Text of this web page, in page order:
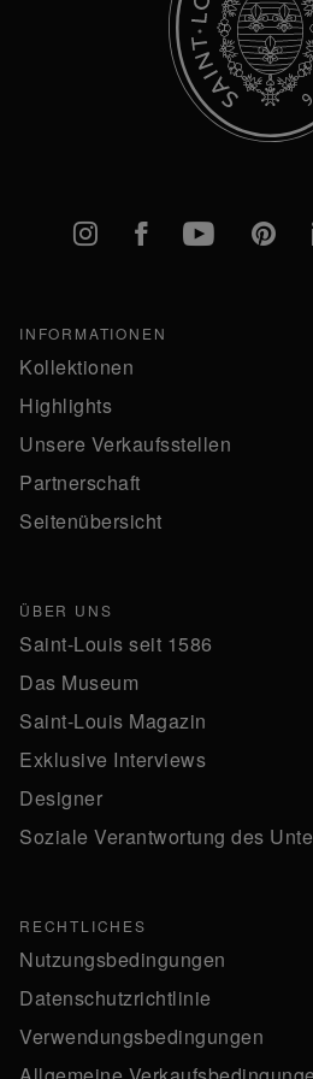
Instagram
FacebookYouTube
INFORMATIONEN
Kollektionen
Highlights
Unsere Verkaufsstellen
Partnerschaft
Seitenübersicht
ÜBER UNS
Saint-Louis seit 1586
Das Museum
Saint-Louis Magazin
Exklusive Interviews
Designer
Soziale Verantwortung des
RECHTLICHES
Nutzungsbedingungen
Datenschutzrichtlinie
Verwendungsbedingungen